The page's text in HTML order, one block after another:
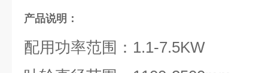
产品说明：
配用功率范围：1.1-7.5KW